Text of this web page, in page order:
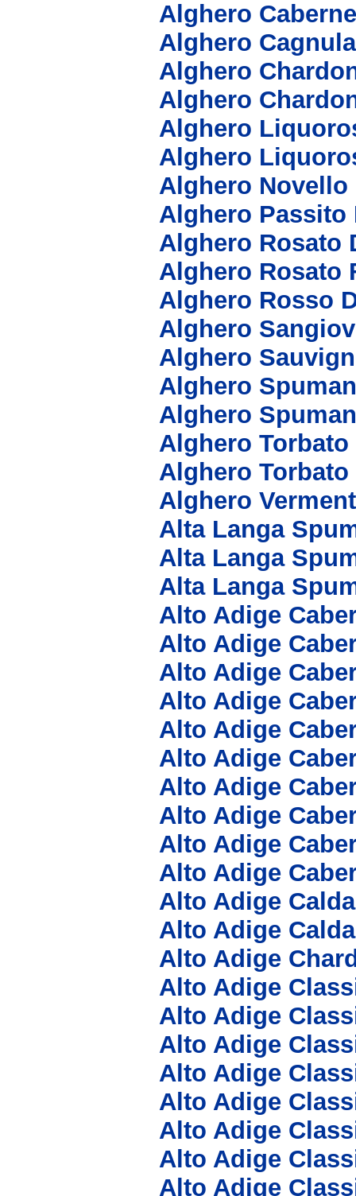
Alghero
Alghero
Alghero
Alghero
Alghero
Alghero
Alghero Novello
Alghero Passito
Alghero Rosato
Alghero Rosato
Alghero Rosso
Alghero
Alghero
Alghero
Alghero
Alghero Torbato
Alghero
Alghero
Alta Langa
Alta Langa
Alta Langa
Alto Adige
Alto Adige
Alto Adige
Alto Adige
Alto Adige
Alto Adige
Alto Adige
Alto Adige
Alto Adige
Alto Adige
Alto Adige
Alto Adige
Alto Adige
Alto Adige
Alto Adige
Alto Adige
Alto Adige
Alto Adige
Alto Adige
Alto Adige
Alto Adige